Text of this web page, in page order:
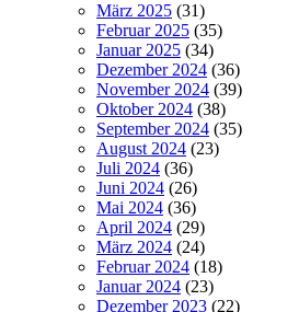
März 2025 (31)
Februar 2025 (35)
Januar 2025 (34)
Dezember 2024 (36)
November 2024 (39)
Oktober 2024 (38)
September 2024 (35)
August 2024 (23)
Juli 2024 (36)
Juni 2024 (26)
Mai 2024 (36)
April 2024 (29)
März 2024 (24)
Februar 2024 (18)
Januar 2024 (23)
Dezember 2023 (22)